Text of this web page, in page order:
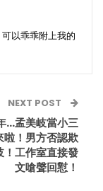
以乖乖附上我的
NEXT POST
…孟美岐當小三
啦！男方否認欺
！工作室直接發
文嗆聲回懟！